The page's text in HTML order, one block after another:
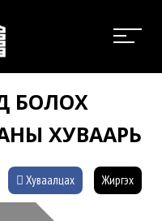
БОЛОХ
ХУВААРЬ
Хуваалцах Жиргэх